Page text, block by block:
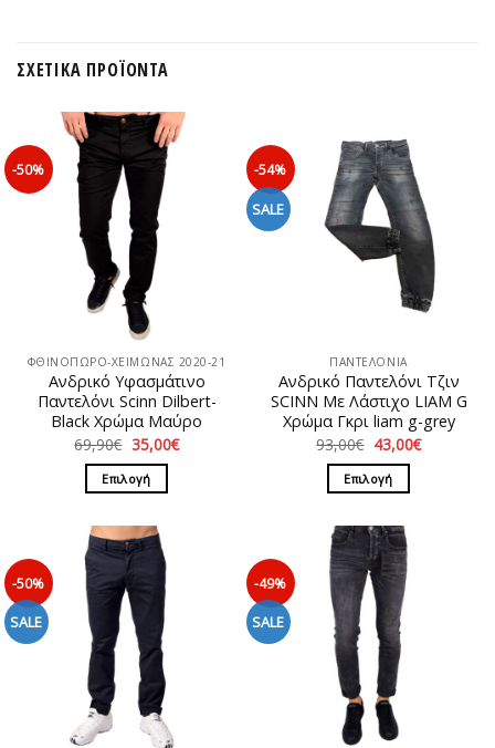
ΣΧΕΤΙΚΆ ΠΡΟΪΌΝΤΑ
-50%
ΦΘΙΝΟΠΩΡΟ-ΧΕΙΜΩΝΑΣ 2020-21
Ανδρικό Υφασμάτινο
Παντελόνι Scinn Dilbert-
Black Χρώμα Μαύρο
69,90€ Original
price
was:
69,90€.
35,00€Η
τρέχουσα
Επιλογή
το
προϊόν
έχει
πολλαπλές
παραλλαγές.
Οι
επιλογές
μπορούν
να
επιλεγούν
-54%
SALE
ΠΑΝΤΕΛΟΝΙΑ
Ανδρικό Παντελόνι Τζιν
SCINN Με Λάστιχο LIAM G
Χρώμα Γκρι liam g-grey
93,00€ Original
price
was:
93,00€.
43,00€Η
τρέχουσα
Επιλογή
το
προϊόν
έχει
πολλαπλές
παραλλαγές.
Οι
επιλογές
μπορούν
να
επιλεγούν
-50%
SALE
-49%
SALE